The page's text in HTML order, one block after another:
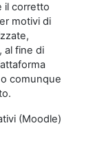
il corretto
motivi di
al fine di
comunque
(Moodle)